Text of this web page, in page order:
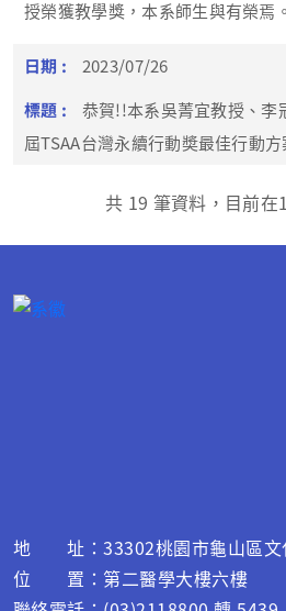
授榮獲教學獎，本系師生與有榮焉。
2023/07/26
恭賀!!本系吳菁宜教授、李
屆TSAA台灣永續行動奬最佳行動方
共 19 筆資料，目前在1
地 址：33302桃園市龜山區文
位 置：第二醫學大樓六樓